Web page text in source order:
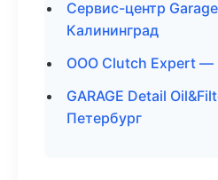
Сервис-центр
Калининград
ООО Clutch Expert —
GARAGE Detail
Петербург